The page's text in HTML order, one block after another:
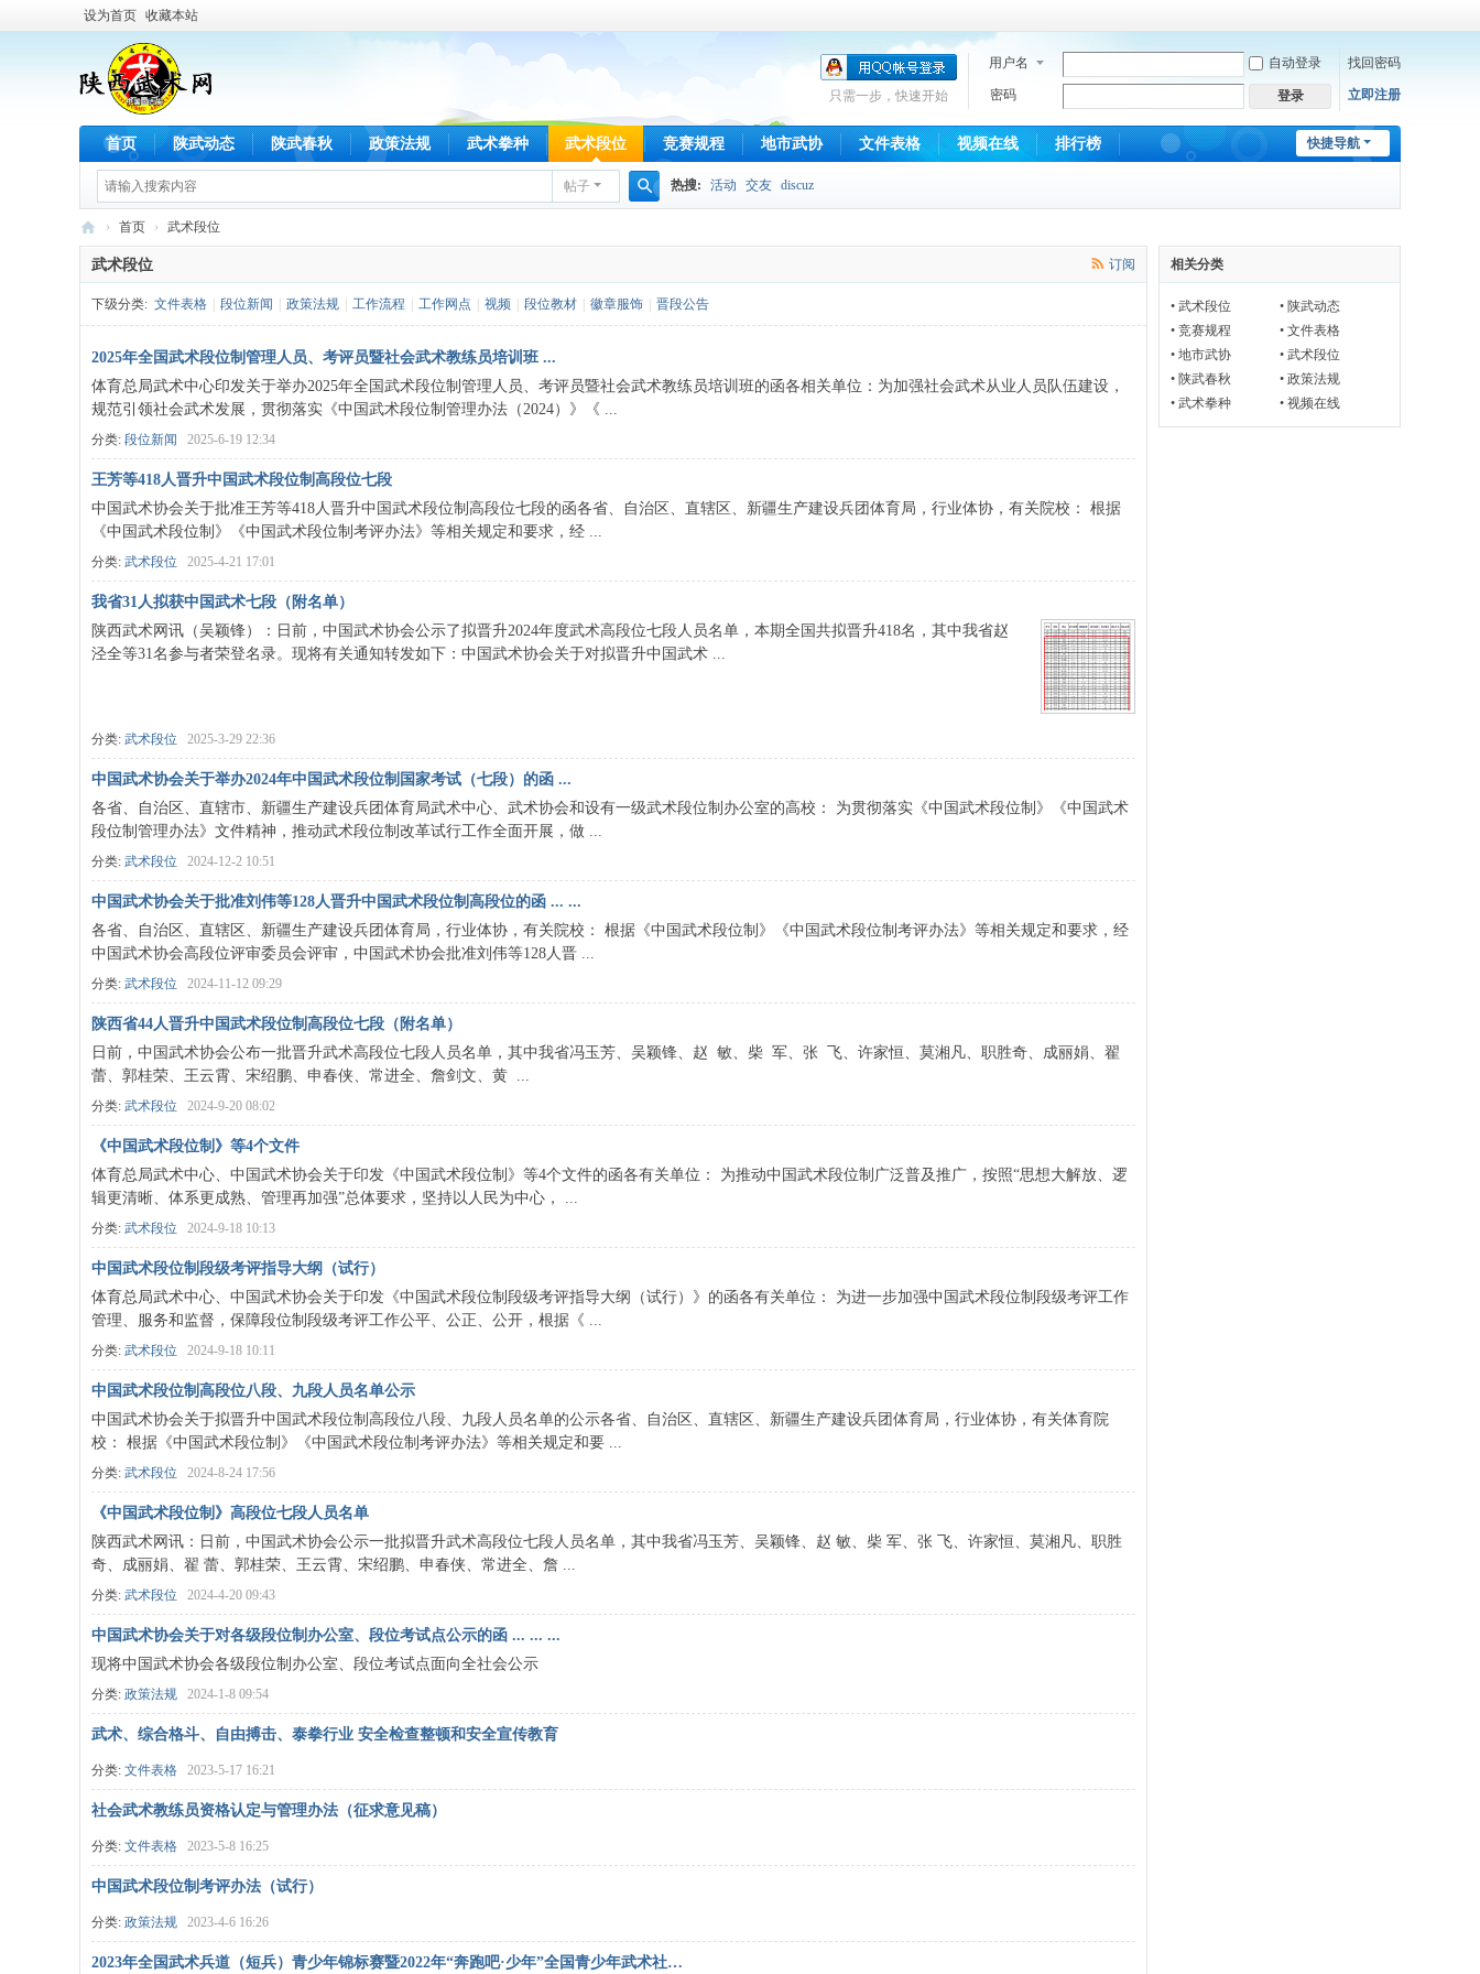
设为首页 收藏本站
用户名 自动登录 找回密码
密码 登录 立即注册
只需一步，快速开始
快捷导航
首页 陕武动态 陕武春秋 政策法规 武术拳种 武术段位 竞赛规程 地市武协 文件表格 视频在线 排行榜
帖子
索
热搜: 活动 交友 discuz
陕
武
术
网
› 首页 › 武术段位
订阅
武术段位
下级分类: 文件表格 段位新闻 政策法规 工作流程 工作网点 视频 段位教材 徽章服饰 晋段公告
2025年全国武术段位制管理人员、考评员暨社会武术教练员培训班 ...
体育总局武术中心印发关于举办2025年全国武术段位制管理人员、考评员暨社会武术教练员培训班的函各相关单位：为加强社会武术从业人员队伍建设，
规范引领社会武术发展，贯彻落实《中国武术段位制管理办法（2024）》《 ...
分类: 段位新闻 2025-6-19 12:34
王芳等418人晋升中国武术段位制高段位七段
中国武术协会关于批准王芳等418人晋升中国武术段位制高段位七段的函各省、自治区、直辖区、新疆生产建设兵团体育局，行业体协，有关院校： 根据
《中国武术段位制》《中国武术段位制考评办法》等相关规定和要求，经 ...
分类: 武术段位 2025-4-21 17:01
我省31人拟获中国武术七段（附名单）
陕西武术网讯（吴颖锋）：日前，中国武术协会公示了拟晋升2024年度武术高段位七段人员名单，本期全国共拟晋升418名，其中我省赵
泾全等31名参与者荣登名录。现将有关通知转发如下：中国武术协会关于对拟晋升中国武术 ...
分类: 武术段位 2025-3-29 22:36
中国武术协会关于举办2024年中国武术段位制国家考试（七段）的函 ...
各省、自治区、直辖市、新疆生产建设兵团体育局武术中心、武术协会和设有一级武术段位制办公室的高校： 为贯彻落实《中国武术段位制》《中国武术
段位制管理办法》文件精神，推动武术段位制改革试行工作全面开展，做 ...
分类: 武术段位 2024-12-2 10:51
中国武术协会关于批准刘伟等128人晋升中国武术段位制高段位的函 ... ...
各省、自治区、直辖区、新疆生产建设兵团体育局，行业体协，有关院校： 根据《中国武术段位制》《中国武术段位制考评办法》等相关规定和要求，经
中国武术协会高段位评审委员会评审，中国武术协会批准刘伟等128人晋 ...
分类: 武术段位 2024-11-12 09:29
陕西省44人晋升中国武术段位制高段位七段（附名单）
日前，中国武术协会公布一批晋升武术高段位七段人员名单，其中我省冯玉芳、吴颖锋、赵 敏、柴 军、张 飞、许家恒、莫湘凡、职胜奇、成丽娟、翟
蕾、郭桂荣、王云霄、宋绍鹏、申春侠、常进全、詹剑文、黄 ...
分类: 武术段位 2024-9-20 08:02
《中国武术段位制》等4个文件
体育总局武术中心、中国武术协会关于印发《中国武术段位制》等4个文件的函各有关单位： 为推动中国武术段位制广泛普及推广，按照“思想大解放、逻
辑更清晰、体系更成熟、管理再加强”总体要求，坚持以人民为中心， ...
分类: 武术段位 2024-9-18 10:13
中国武术段位制段级考评指导大纲（试行）
体育总局武术中心、中国武术协会关于印发《中国武术段位制段级考评指导大纲（试行）》的函各有关单位： 为进一步加强中国武术段位制段级考评工作
管理、服务和监督，保障段位制段级考评工作公平、公正、公开，根据《 ...
分类: 武术段位 2024-9-18 10:11
中国武术段位制高段位八段、九段人员名单公示
中国武术协会关于拟晋升中国武术段位制高段位八段、九段人员名单的公示各省、自治区、直辖区、新疆生产建设兵团体育局，行业体协，有关体育院
校： 根据《中国武术段位制》《中国武术段位制考评办法》等相关规定和要 ...
分类: 武术段位 2024-8-24 17:56
《中国武术段位制》高段位七段人员名单
陕西武术网讯：日前，中国武术协会公示一批拟晋升武术高段位七段人员名单，其中我省冯玉芳、吴颖锋、赵 敏、柴 军、张 飞、许家恒、莫湘凡、职胜
奇、成丽娟、翟 蕾、郭桂荣、王云霄、宋绍鹏、申春侠、常进全、詹 ...
分类: 武术段位 2024-4-20 09:43
中国武术协会关于对各级段位制办公室、段位考试点公示的函 ... ... ...
现将中国武术协会各级段位制办公室、段位考试点面向全社会公示
分类: 政策法规 2024-1-8 09:54
武术、综合格斗、自由搏击、泰拳行业 安全检查整顿和安全宣传教育
分类: 文件表格 2023-5-17 16:21
社会武术教练员资格认定与管理办法（征求意见稿）
分类: 文件表格 2023-5-8 16:25
中国武术段位制考评办法（试行）
分类: 政策法规 2023-4-6 16:26
2023年全国武术兵道（短兵）青少年锦标赛暨2022年“奔跑吧·少年”全国青少年武术社…
相关分类
• 武术段位 • 陕武动态
• 竞赛规程 • 文件表格
• 地市武协 • 武术段位
• 陕武春秋 • 政策法规
• 武术拳种 • 视频在线